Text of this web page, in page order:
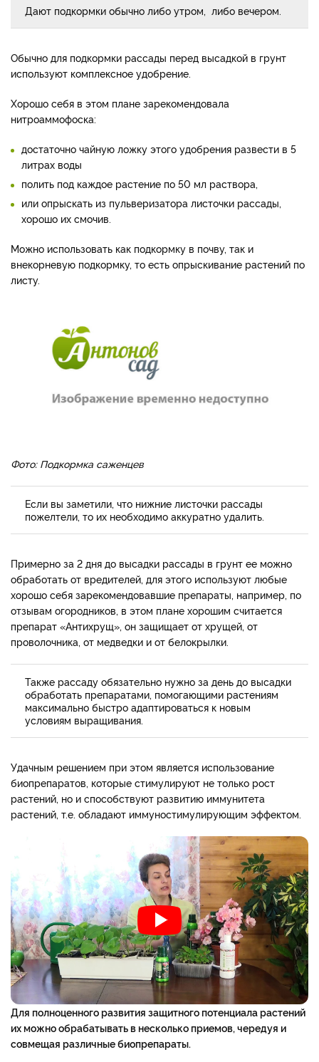
Дают подкормки обычно либо утром, либо вечером.
Обычно для подкормки рассады перед высадкой в грунт
используют комплексное удобрение.
Хорошо себя в этом плане зарекомендовала
нитроаммофоска:
достаточно чайную ложку этого удобрения развести в 5
литрах воды
полить под каждое растение по 50 мл раствора,
или опрыскать из пульверизатора листочки рассады,
хорошо их смочив.
Можно использовать как подкормку в почву, так и
внекорневую подкормку, то есть опрыскивание растений по
листу.
Фото: Подкормка саженцев
Если вы заметили, что нижние листочки рассады
пожелтели, то их необходимо аккуратно удалить.
Примерно за 2 дня до высадки рассады в грунт ее можно
обработать от вредителей, для этого используют любые
хорошо себя зарекомендовавшие препараты, например, по
отзывам огородников, в этом плане хорошим считается
препарат «Антихрущ», он защищает от хрущей, от
проволочника, от медведки и от белокрылки.
Также рассаду обязательно нужно за день до высадки
обработать препаратами, помогающими растениям
максимально быстро адаптироваться к новым
условиям выращивания.
Удачным решением при этом является использование
биопрепаратов, которые стимулируют не только рост
растений, но и способствуют развитию иммунитета
растений, т.е. обладают иммуностимулирующим эффектом.
Для полноценного развития защитного потенциала растений
их можно обрабатывать в несколько приемов, чередуя и
совмещая различные биопрепараты.